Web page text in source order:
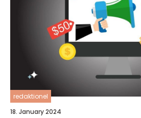
redaktionel
18. January 2024